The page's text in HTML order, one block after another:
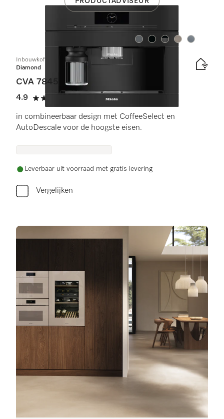
Kleur:Kleur:Kleur:Kleur:Kleur:
Inbouwkoffiemachine met DirectWater
Diamond
CVA 7845
4.9
4.9 sterren op 5
(11 beoordelingen)
in combineerbaar design met CoffeeSelect en
AutoDescale voor de hoogste eisen.
Leverbaar uit voorraad met gratis levering
Vergelijken